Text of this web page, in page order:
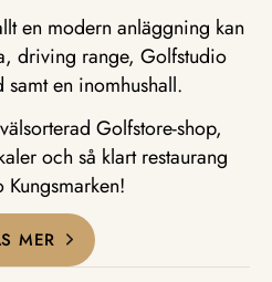
en modern anläggning kan
driving range, Golfstudio
en inomhushall.
Golfstore-shop,
och så klart restaurang
Kungsmarken!
MER